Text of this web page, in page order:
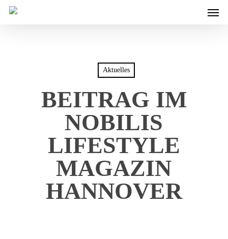
Skip
Menu
Aktuelles
BEITRAG IM
NOBILIS
LIFESTYLE
MAGAZIN
HANNOVER